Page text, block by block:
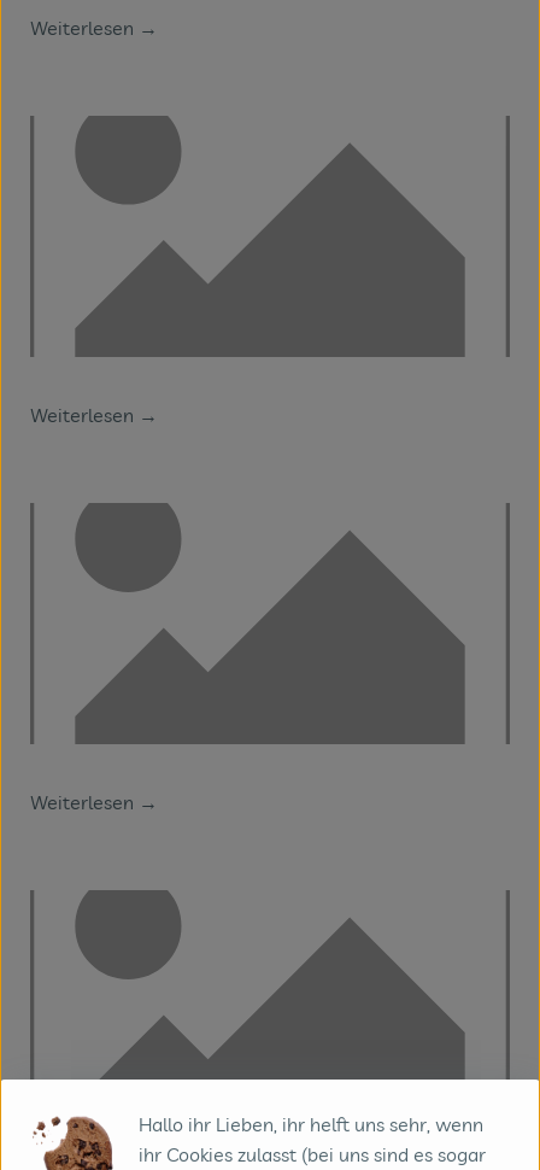
Weiterlesen →
Weiterlesen →
Weiterlesen →
Hallo ihr Lieben, ihr helft uns sehr, wenn
ihr Cookies zulasst (bei uns sind es sogar